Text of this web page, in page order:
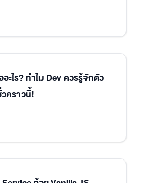
ะไร? ทำไม Dev ควรรู้จักตัว
คราวนี้!